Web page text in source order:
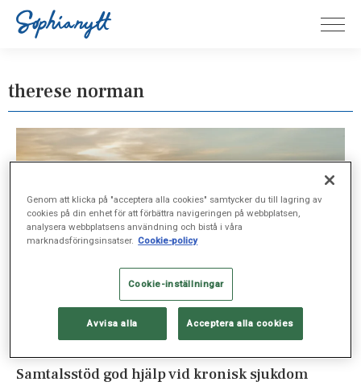
therese norman
Samtalsstöd god hjälp vid kronisk sjukdom
Genom att klicka på "acceptera alla cookies" samtycker du till lagring av
cookies på din enhet för att förbättra navigeringen på webbplatsen,
analysera webbplatsens användning och bistå i våra
marknadsföringsinsatser. Cookie-policy
Cookie-inställningar
Avvisa alla Acceptera alla cookies